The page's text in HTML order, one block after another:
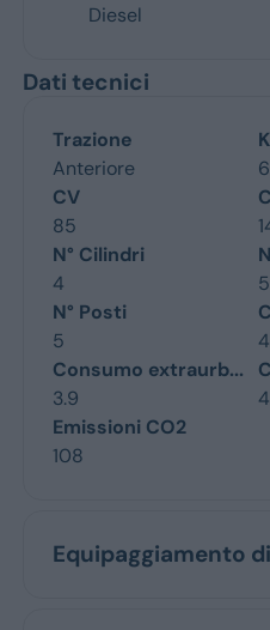
Diesel
Dati tecnici
Trazione
Anteriore
CV
85
N° Cilindri
4
5
N° Posti
5
Consumo extraurb...
3.9
Emissioni CO2
108
Equipaggiamento